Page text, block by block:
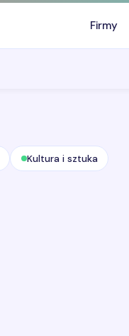
Firmy
Kultura i sztuka